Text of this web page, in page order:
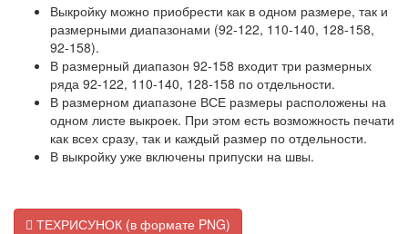
Выкройку можно приобрести как в одном размере, так и
размерными диапазонами (92-122, 110-140, 128-158,
92-158).
В размерный диапазон 92-158 входит три размерных
ряда 92-122, 110-140, 128-158 по отдельности.
В размерном диапазоне ВСЕ размеры расположены на
одном листе выкроек. При этом есть возможность печати
как всех сразу, так и каждый размер по отдельности.
В выкройку уже включены припуски на швы.
ТЕХРИСУНОК (в формате PNG)